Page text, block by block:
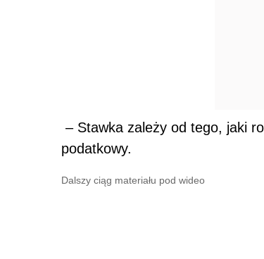
– Stawka zależy od tego, jaki
podatkowy.
Dalszy ciąg materiału pod wideo